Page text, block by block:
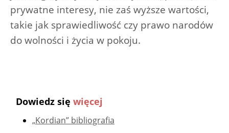
prywatne interesy, nie zaś wyższe wartości,
takie jak sprawiedliwość czy prawo narodów
do wolności i życia w pokoju.
Dowiedz się więcej
„Kordian” bibliografia